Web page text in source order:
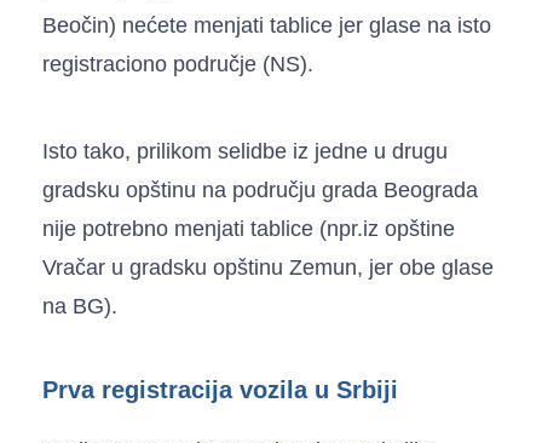
Beočin) nećete menjati tablice jer glase na isto
registraciono područje (NS).
Isto tako, prilikom selidbe iz jedne u drugu
gradsku opštinu na području grada Beograda
nije potrebno menjati tablice (npr.iz opštine
Vračar u gradsku opštinu Zemun, jer obe glase
na BG).
Prva registracija vozila u Srbiji